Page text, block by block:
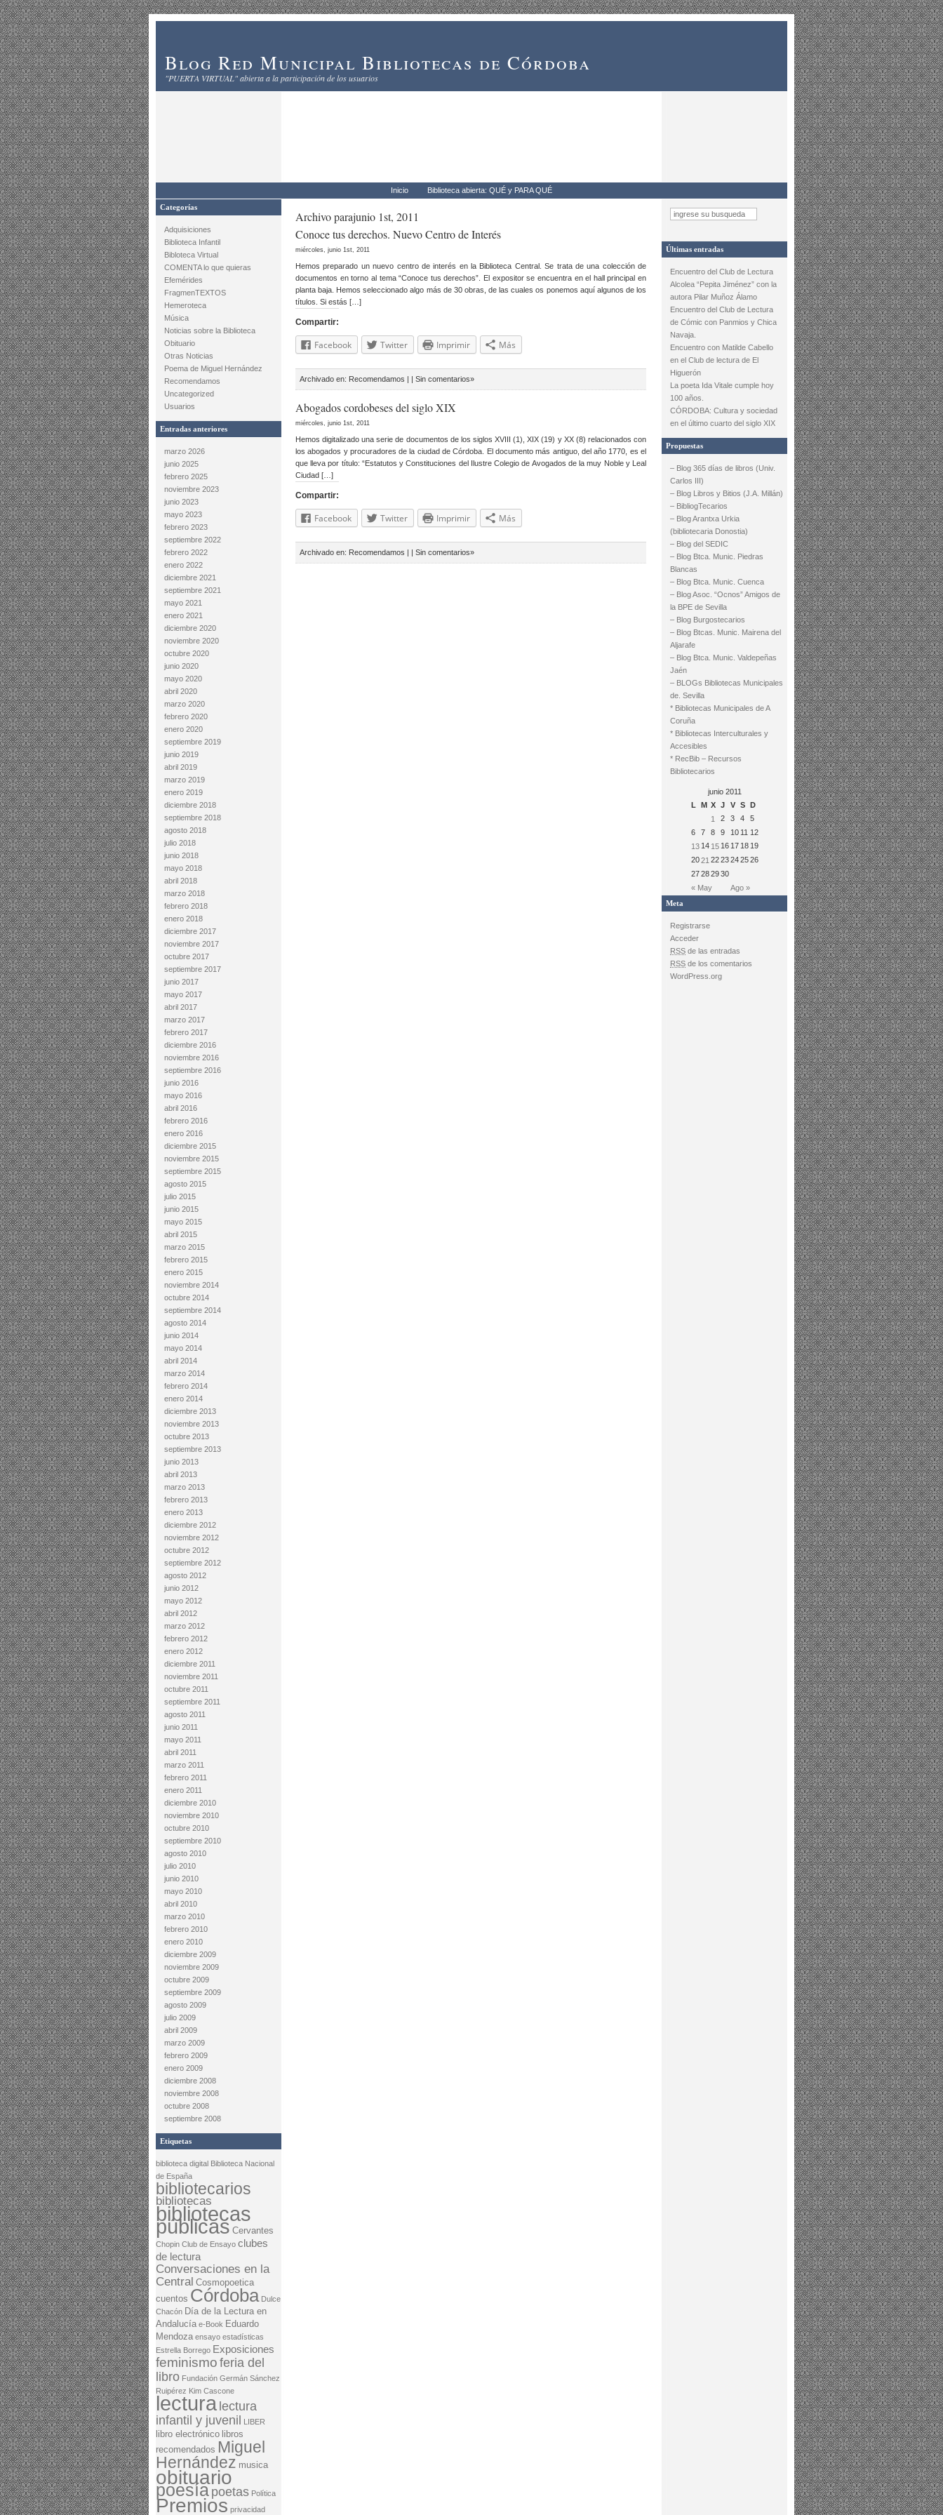
Blog Red Municipal Bibliotecas de Córdoba
"PUERTA VIRTUAL" abierta a la participación de los usuarios
Inicio Biblioteca abierta: QUÉ y PARA QUÉ
Categorías
Adquisiciones
Biblioteca Infantil
Bibloteca Virtual
COMENTA lo que quieras
Efemérides
FragmenTEXTOS
Hemeroteca
Música
Noticias sobre la Biblioteca
Obituario
Otras Noticias
Poema de Miguel Hernández
Recomendamos
Uncategorized
Usuarios
Entradas anteriores
marzo 2026
junio 2025
febrero 2025
noviembre 2023
junio 2023
mayo 2023
febrero 2023
septiembre 2022
febrero 2022
enero 2022
diciembre 2021
septiembre 2021
mayo 2021
enero 2021
diciembre 2020
noviembre 2020
octubre 2020
junio 2020
mayo 2020
abril 2020
marzo 2020
febrero 2020
enero 2020
septiembre 2019
junio 2019
abril 2019
marzo 2019
enero 2019
diciembre 2018
septiembre 2018
agosto 2018
julio 2018
junio 2018
mayo 2018
abril 2018
marzo 2018
febrero 2018
enero 2018
diciembre 2017
noviembre 2017
octubre 2017
septiembre 2017
junio 2017
mayo 2017
abril 2017
marzo 2017
febrero 2017
diciembre 2016
noviembre 2016
septiembre 2016
junio 2016
mayo 2016
abril 2016
febrero 2016
enero 2016
diciembre 2015
noviembre 2015
septiembre 2015
agosto 2015
julio 2015
junio 2015
mayo 2015
abril 2015
marzo 2015
febrero 2015
enero 2015
noviembre 2014
octubre 2014
septiembre 2014
agosto 2014
junio 2014
mayo 2014
abril 2014
marzo 2014
febrero 2014
enero 2014
diciembre 2013
noviembre 2013
octubre 2013
septiembre 2013
junio 2013
abril 2013
marzo 2013
febrero 2013
enero 2013
diciembre 2012
noviembre 2012
octubre 2012
septiembre 2012
agosto 2012
junio 2012
mayo 2012
abril 2012
marzo 2012
febrero 2012
enero 2012
diciembre 2011
noviembre 2011
octubre 2011
septiembre 2011
agosto 2011
junio 2011
mayo 2011
abril 2011
marzo 2011
febrero 2011
enero 2011
diciembre 2010
noviembre 2010
octubre 2010
septiembre 2010
agosto 2010
julio 2010
junio 2010
mayo 2010
abril 2010
marzo 2010
febrero 2010
enero 2010
diciembre 2009
noviembre 2009
octubre 2009
septiembre 2009
agosto 2009
julio 2009
abril 2009
marzo 2009
febrero 2009
enero 2009
diciembre 2008
noviembre 2008
octubre 2008
septiembre 2008
Etiquetas
biblioteca digital Biblioteca Nacional
de España
bibliotecarios
bibliotecas
bibliotecas
públicas Cervantes
Chopin Club de Ensayo clubes
de lectura
Conversaciones en la
Central Cosmopoetica
cuentos Córdoba Dulce
Chacón Día de la Lectura en
Andalucía e-Book Eduardo
Mendoza ensayo estadísticas
Estrella Borrego Exposiciones
feminismo feria del
libro Fundación Germán Sánchez
Ruipérez Kim Cascone
lectura lectura
infantil y juvenil
LIBER
libro electrónico libros
recomendados Miguel
Hernández musica
obituario
poesía poetas Política
Premios privacidad
Archivo parajunio 1st, 2011
Conoce tus derechos. Nuevo Centro de Interés
miércoles, junio 1st, 2011
Hemos preparado un nuevo centro de interés en la Biblioteca Central. Se trata de una colección de
documentos en torno al tema “Conoce tus derechos”. El expositor se encuentra en el hall principal en
planta baja. Hemos seleccionado algo más de 30 obras, de las cuales os ponemos aquí algunos de los
títulos. Si estás […]
Compartir:
Facebook Twitter Imprimir Más
Archivado en: Recomendamos | | Sin comentarios»
Abogados cordobeses del siglo XIX
miércoles, junio 1st, 2011
Hemos digitalizado una serie de documentos de los siglos XVIII (1), XIX (19) y XX (8) relacionados con
los abogados y procuradores de la ciudad de Córdoba. El documento más antiguo, del año 1770, es el
que lleva por título: “Estatutos y Constituciones del Ilustre Colegio de Avogados de la muy Noble y Leal
Ciudad […]
Compartir:
Facebook Twitter Imprimir Más
Archivado en: Recomendamos | | Sin comentarios»
Últimas entradas
Encuentro del Club de Lectura
Alcolea “Pepita Jiménez” con la
autora Pilar Muñoz Álamo
Encuentro del Club de Lectura
de Cómic con Panmios y Chica
Navaja.
Encuentro con Matilde Cabello
en el Club de lectura de El
Higuerón
La poeta Ida Vitale cumple hoy
100 años.
CÓRDOBA: Cultura y sociedad
en el último cuarto del siglo XIX
Propuestas
– Blog 365 días de libros (Univ.
Carlos III)
– Blog Libros y Bitios (J.A. Millán)
– BibliogTecarios
– Blog Arantxa Urkia
(bibliotecaria Donostia)
– Blog del SEDIC
– Blog Btca. Munic. Piedras
Blancas
– Blog Btca. Munic. Cuenca
– Blog Asoc. “Ocnos” Amigos de
la BPE de Sevilla
– Blog Burgostecarios
– Blog Btcas. Munic. Mairena del
Aljarafe
– Blog Btca. Munic. Valdepeñas
Jaén
– BLOGs Bibliotecas Municipales
de. Sevilla
* Bibliotecas Municipales de A
Coruña
* Bibliotecas Interculturales y
Accesibles
* RecBib – Recursos
Bibliotecarios
junio 2011
L
M X J V S D
« May Ago »
1 2 3 4
5
6
7 8 9 10 11 12
13 14 15 16 17 18 19
20 21 22 23 24 25 26
27 28 29 30
Meta
Registrarse
Acceder
RSS de las entradas
RSS de los comentarios
WordPress.org